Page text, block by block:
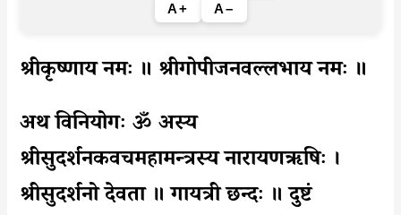
A+ A–
श्रीकृष्णाय नमः ॥ श्रीगोपीजनवल्लभाय नमः ॥
अथ विनियोगः ॐ अस्य
श्रीसुदर्शनकवचमहामन्त्रस्य नारायणऋषिः ।
श्रीसुदर्शनो देवता ॥ गायत्री छन्दः ॥ दुष्टं